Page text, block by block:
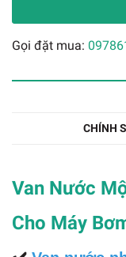
Gọi đặt mua:
CHÍNH
Van Nước
Cho Máy